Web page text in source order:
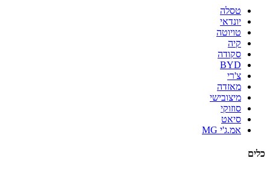
טסלה
יונדאי
טויוטה
קיה
סקודה
BYD
צ'רי
מאזדה
מיצובישי
סוזוקי
סיאט
אמ.ג'י MG
כלים